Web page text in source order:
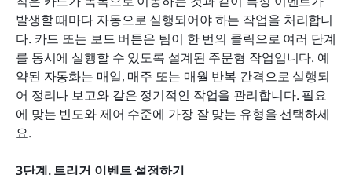
발생할 때마다 자동으로 실행되어야 하는 작업을 처리합니
다. 카드 또는 보드 버튼은 팀이 한 번의 클릭으로 여러 단계
를 동시에 실행할 수 있도록 설계된 주문형 작업입니다. 예
약된 자동화는 매일, 매주 또는 매월 반복 간격으로 실행되
어 정리나 보고와 같은 정기적인 작업을 관리합니다. 필요
에 맞는 빈도와 제어 수준에 가장 잘 맞는 유형을 선택하세
요.
3단계. 트리거 이벤트 설정하기